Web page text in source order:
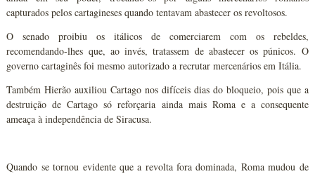
capturados pelos cartagineses quando tentavam abastecer os revoltosos.
O senado proibiu os itálicos de comerciarem com os rebeldes,
recomendando-lhes que, ao invés, tratassem de abastecer os púnicos. O
governo cartaginês foi mesmo autorizado a recrutar mercenários em Itália.
Também Hierão auxiliou Cartago nos difíceis dias do bloqueio, pois que a
destruição de Cartago só reforçaria ainda mais Roma e a consequente
ameaça à independência de Siracusa.
Quando se tornou evidente que a revolta fora dominada, Roma mudou de